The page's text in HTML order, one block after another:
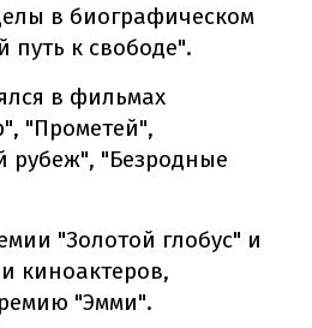
в биографическом
путь к свободе".
в фильмах
"Прометей",
рубеж", "Безродные
"Золотой глобус" и
киноактеров,
"Эмми".